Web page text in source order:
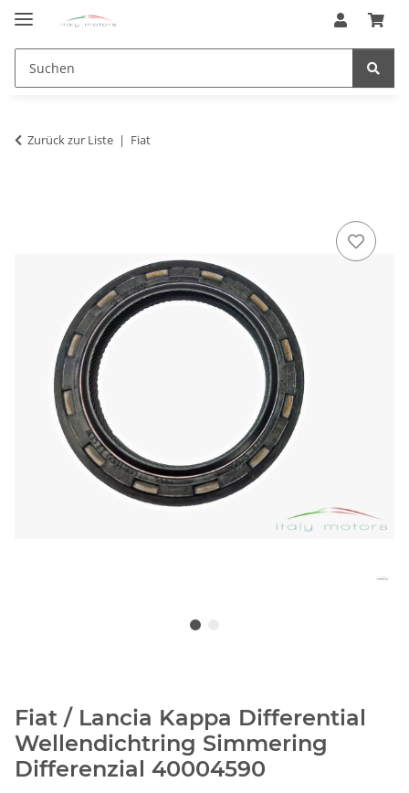
Zurück zur Liste Fiat
Fiat / Lancia Kappa Differential
Wellendichtring Simmering
Differenzial 40004590